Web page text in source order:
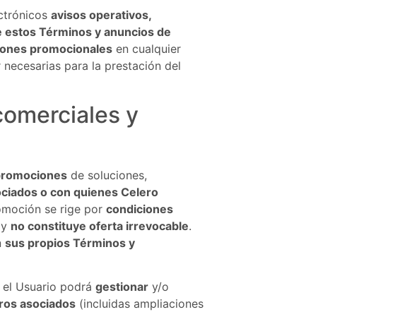
avisos operativos,
Términos y anuncios de
promocionales en cualquier
para la prestación del
y
de soluciones,
o con quienes Celero
se rige por condiciones
no constituye oferta irrevocable.
sus propios Términos y
Usuario podrá gestionar y/o
asociados (incluidas ampliaciones